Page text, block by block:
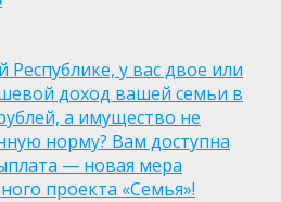
у вас двое или
доход вашей семьи в
а имущество не
норму? Вам доступна
— новая мера
проекта «Семья»!